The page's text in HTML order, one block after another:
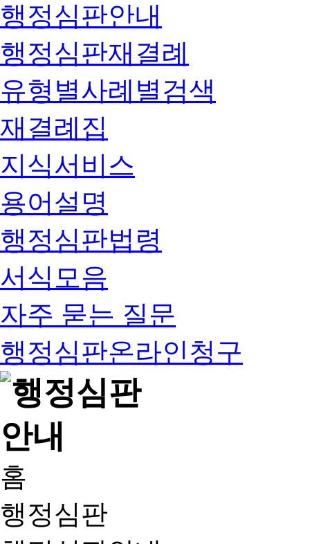
행정심판안내
행정심판재결례
유형별사례별검색
재결례집
지식서비스
용어설명
행정심판법령
서식모음
자주 묻는 질문
행정심판온라인청구
홈
행정심판